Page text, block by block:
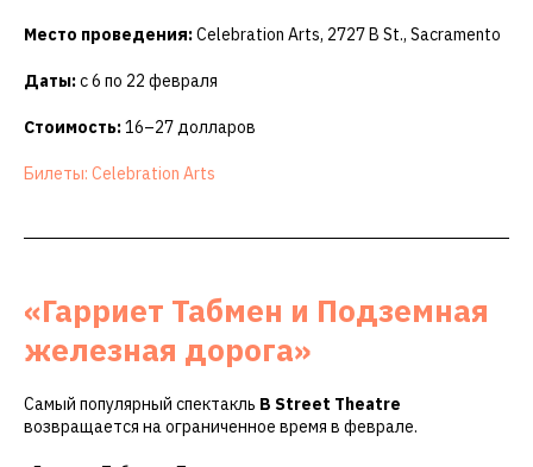
Место проведения:Celebration Arts, 2727 B St., Sacramento
Даты:с 6 по 22 февраля
Стоимость:16–27 долларов
Билеты: Celebration Arts
«Гарриет Табмен и Подземная
железная дорога»
Самый популярный спектакль B Street Theatre
возвращается на ограниченное время в феврале.